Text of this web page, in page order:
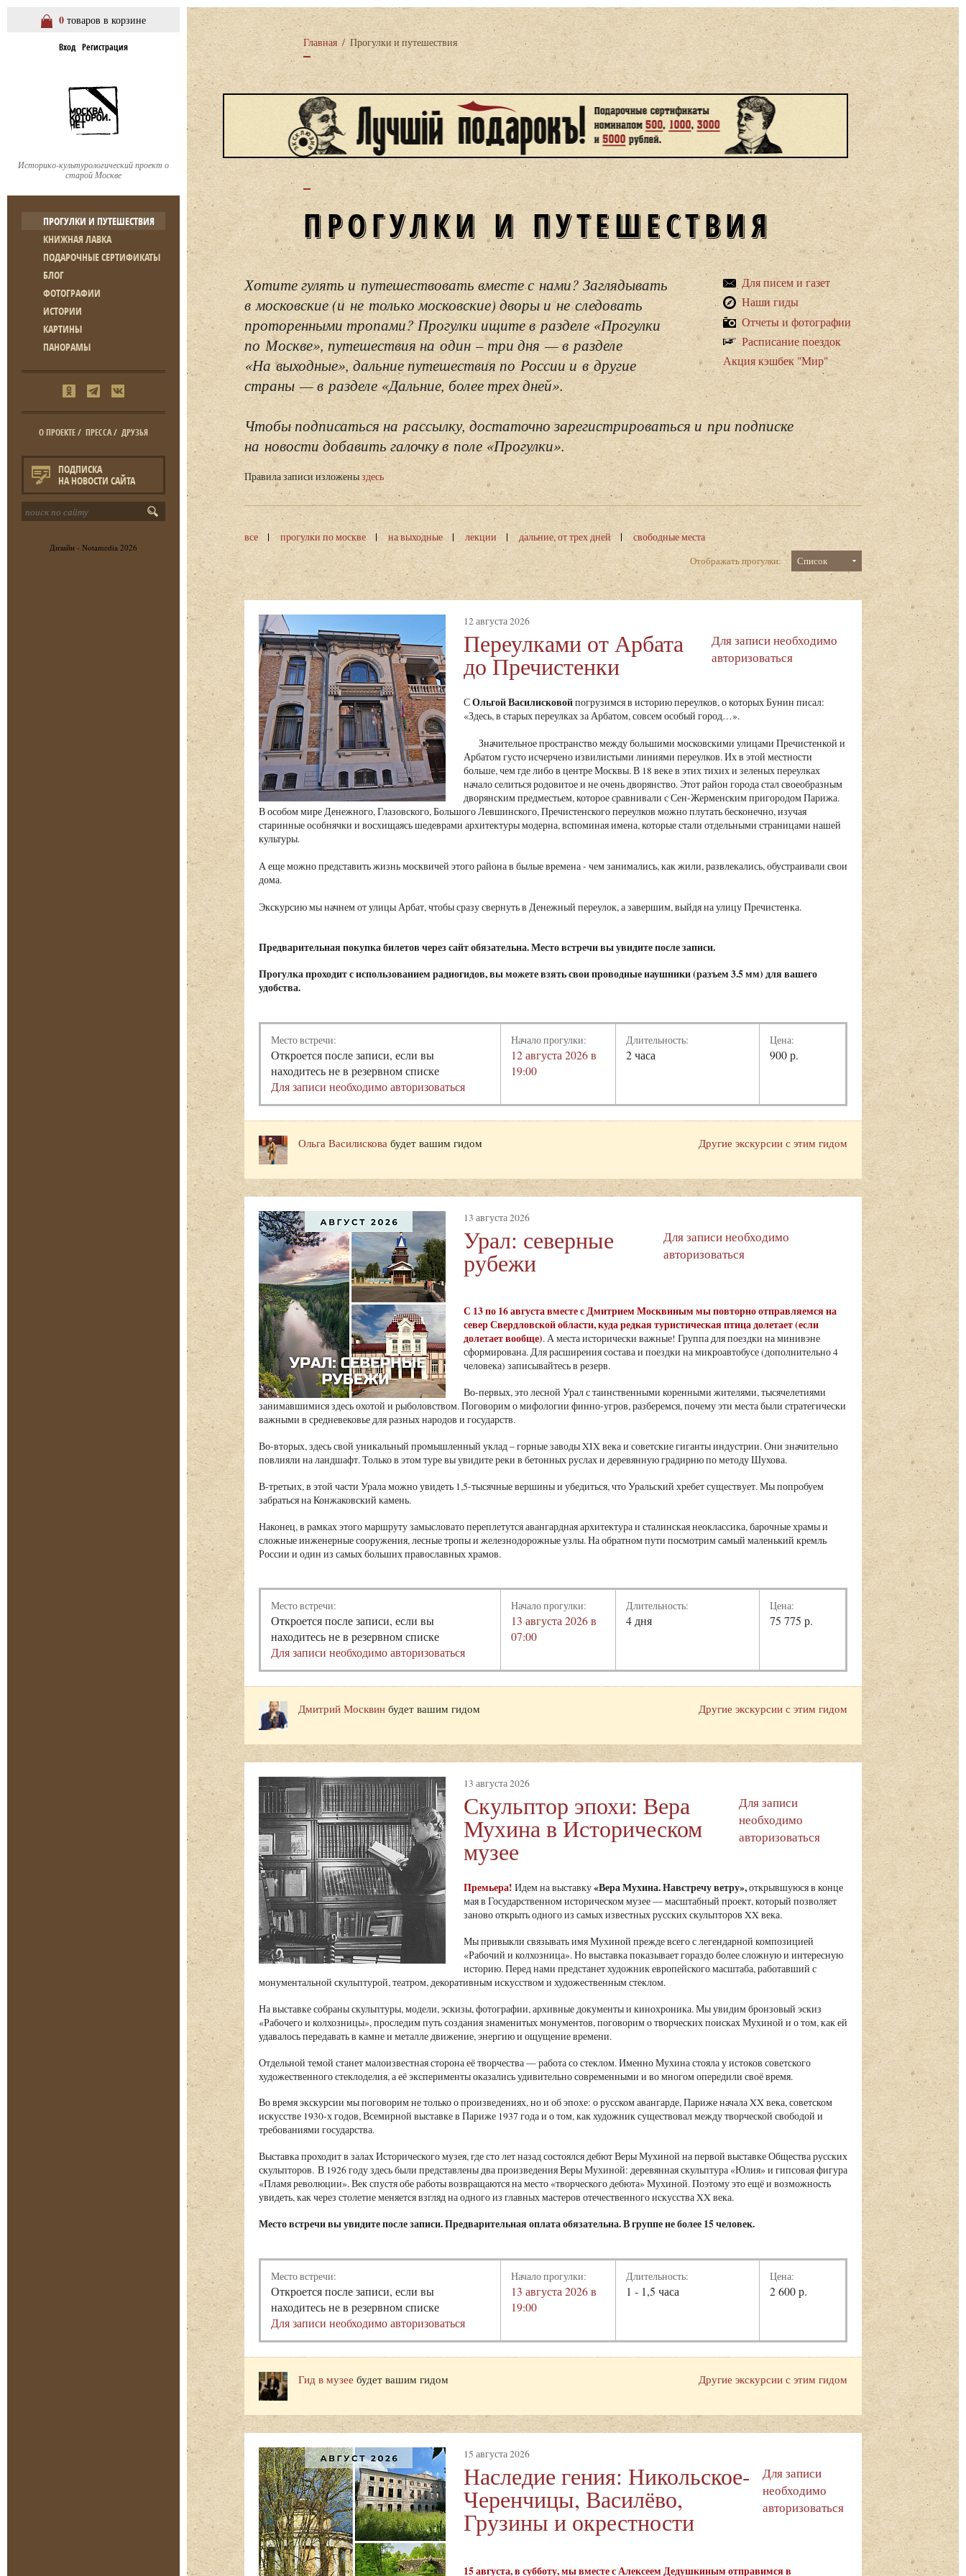
0 товаров в корзине
Вход Регистрация
Историко-культурологический проект о
старой Москве
ПРОГУЛКИ И ПУТЕШЕСТВИЯ
КНИЖНАЯ ЛАВКА
ПОДАРОЧНЫЕ СЕРТИФИКАТЫ
БЛОГ
ФОТОГРАФИИ
ИСТОРИИ
КАРТИНЫ
ПАНОРАМЫ
О ПРОЕКТЕ/ ПРЕССА/ ДРУЗЬЯ
ПОДПИСКА
НА НОВОСТИ САЙТА
Дизайн - Notamedia 2026
Главная / Прогулки и путешествия
ПРОГУЛКИ И ПУТЕШЕСТВИЯ
Для писем и газет
Наши гиды
Отчеты и фотографии
Расписание поездок
Акция кэшбек "Мир"
Хотите гулять и путешествовать вместе с нами? Заглядывать
в московские (и не только московские) дворы и не следовать
проторенными тропами? Прогулки ищите в разделе «Прогулки
по Москве», путешествия на один – три дня — в разделе
«На выходные», дальние путешествия по России и в другие
страны — в разделе «Дальние, более трех дней».
Чтобы подписаться на рассылку, достаточно зарегистрироваться и при подписке
на новости добавить галочку в поле «Прогулки».
Правила записи изложеныздесь
все прогулки по москве на выходные лекции дальние, от трех дней
свободные места
Отображать прогулки:
Список
12 августа 2026
Переулками от Арбата
до Пречистенки
Для записи необходимо
авторизоваться
СОльгой Василисковойпогрузимся в историю переулков, о которых Бунин писал:
«Здесь, в старых переулках за Арбатом, совсем особый город…».
Значительное пространство между большими московскими улицами Пречистенкой и
Арбатом густо исчерчено извилистыми линиями переулков. Их в этой местности
больше, чем где либо в центре Москвы. В 18 веке в этих тихих и зеленых переулках
начало селиться родовитое и не очень дворянство. Этот район города стал своеобразным
дворянским предместьем, которое сравнивали с Сен-Жерменским пригородом Парижа.
В особом мире Денежного, Глазовского, Большого Левшинского, Пречистенского переулков можно плутать бесконечно, изучая
старинные особнячки и восхищаясь шедеврами архитектуры модерна, вспоминая имена, которые стали отдельными страницами нашей
культуры.
А еще можно представить жизнь москвичей этого района в былые времена - чем занимались, как жили, развлекались, обустраивали свои
дома.
Экскурсию мы начнем от улицы Арбат, чтобы сразу свернуть в Денежный переулок, а завершим, выйдя на улицу Пречистенка.
Предварительная покупка билетов через сайт обязательна. Место встречи вы увидите после записи.
Прогулка проходит с использованием радиогидов, вы можете взять свои проводные наушники (разъем 3.5 мм) для вашего
удобства.
Место встречи:
Откроется после записи, если вы
находитесь не в резервном списке
Для записи необходимо авторизоваться
Начало прогулки:
12 августа 2026 в
19:00
Длительность:
2 часа
Цена:
900 р.
Другие экскурсии с этим гидом
Ольга Василискова будет вашим гидом
13 августа 2026
Урал: северные
рубежи
Для записи необходимо
авторизоваться
С 13 по 16 августа вместе с Дмитрием Москвиным мы повторно отправляемся на
север Свердловской области, куда редкая туристическая птица долетает (если
долетает вообще). А места исторически важные! Группа для поездки на минивэне
сформирована. Для расширения состава и поездки на микроавтобусе (дополнительно 4
человека) записывайтесь в резерв.
Во-первых, это лесной Урал с таинственными коренными жителями, тысячелетиями
занимавшимися здесь охотой и рыболовством. Поговорим о мифологии финно-угров, разберемся, почему эти места были стратегически
важными в средневековье для разных народов и государств.
Во-вторых, здесь свой уникальный промышленный уклад – горные заводы XIX века и советские гиганты индустрии. Они значительно
повлияли на ландшафт. Только в этом туре вы увидите реки в бетонных руслах и деревянную градирню по методу Шухова.
В-третьих, в этой части Урала можно увидеть 1,5-тысячные вершины и убедиться, что Уральский хребет существует. Мы попробуем
забраться на Конжаковский камень.
Наконец, в рамках этого маршруту замысловато переплетутся авангардная архитектура и сталинская неоклассика, барочные храмы и
сложные инженерные сооружения, лесные тропы и железнодорожные узлы. На обратном пути посмотрим самый маленький кремль
России и один из самых больших православных храмов.
Место встречи:
Откроется после записи, если вы
находитесь не в резервном списке
Для записи необходимо авторизоваться
Начало прогулки:
13 августа 2026 в
07:00
Длительность:
4 дня
Цена:
75 775 р.
Другие экскурсии с этим гидом
Дмитрий Москвин будет вашим гидом
13 августа 2026
Скульптор эпохи: Вера
Мухина в Историческом
музее
Для записи
необходимо
авторизоваться
Премьера! Идем на выставку«Вера Мухина. Навстречу ветру»,открывшуюся в конце
мая в Государственном историческом музее — масштабный проект, который позволяет
заново открыть одного из самых известных русских скульпторов XX века.
Мы привыкли связывать имя Мухиной прежде всего с легендарной композицией
«Рабочий и колхозница». Но выставка показывает гораздо более сложную и интересную
историю. Перед нами предстанет художник европейского масштаба, работавший с
монументальной скульптурой, театром, декоративным искусством и художественным стеклом.
На выставке собраны скульптуры, модели, эскизы, фотографии, архивные документы и кинохроника. Мы увидим бронзовый эскиз
«Рабочего и колхозницы», проследим путь создания знаменитых монументов, поговорим о творческих поисках Мухиной и о том, как ей
удавалось передавать в камне и металле движение, энергию и ощущение времени.
Отдельной темой станет малоизвестная сторона её творчества — работа со стеклом. Именно Мухина стояла у истоков советского
художественного стеклоделия, а её эксперименты оказались удивительно современными и во многом опередили своё время.
Во время экскурсии мы поговорим не только о произведениях, но и об эпохе: о русском авангарде, Париже начала XX века, советском
искусстве 1930-х годов, Всемирной выставке в Париже 1937 года и о том, как художник существовал между творческой свободой и
требованиями государства.
Выставка проходит в залах Исторического музея, где сто лет назад состоялся дебют Веры Мухиной на первой выставке Общества русских
скульпторов. В 1926 году здесь были представлены два произведения Веры Мухиной: деревянная скульптура «Юлия» и гипсовая фигура
«Пламя революции». Век спустя обе работы возвращаются на место «творческого дебюта» Мухиной. Поэтому это ещё и возможность
увидеть, как через столетие меняется взгляд на одного из главных мастеров отечественного искусства XX века.
Место встречи вы увидите после записи. Предварительная оплата обязательна. В группе не более 15 человек.
Место встречи:
Откроется после записи, если вы
находитесь не в резервном списке
Для записи необходимо авторизоваться
Начало прогулки:
13 августа 2026 в
19:00
Длительность:
1 - 1,5 часа
Цена:
2 600 р.
Другие экскурсии с этим гидом
Гид в музее будет вашим гидом
15 августа 2026
Наследие гения: Никольское-
Черенчицы, Василёво,
Грузины и окрестности
Для записи
необходимо
авторизоваться
15 августа, в субботу, мы вместе с Алексеем Дедушкиным отправимся в